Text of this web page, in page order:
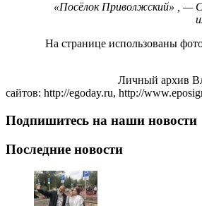
«Посёлок Приволжский» , —
На странице использованы
Личный архив
сайтов: http://egoday.ru, http://
Подпишитесь на наши новости
Последние новости